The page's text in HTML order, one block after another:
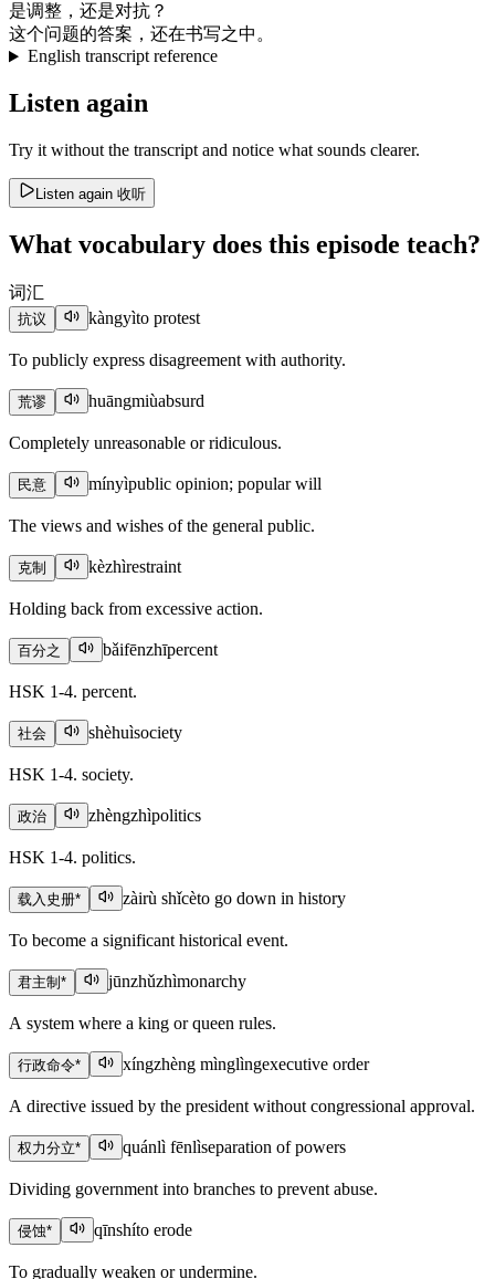
是调整 ， 还是对抗 ？
这个问题的答案 ， 还在书写之中。
English transcript reference
Listen again
Try it without the transcript and notice what sounds clearer.
Listen again 收听
What vocabulary does this episode teach?
词汇
抗议 kàngyìto protest
To publicly express disagreement with authority.
荒谬 huāngmiùabsurd
Completely unreasonable or ridiculous.
民意 mínyìpublic opinion; popular will
The views and wishes of the general public.
克制 kèzhìrestraint
Holding back from excessive action.
百分之 bǎifēnzhīpercent
HSK 1-4. percent.
社会 shèhuìsociety
HSK 1-4. society.
政治 zhèngzhìpolitics
HSK 1-4. politics.
载入史册* zàirù shǐcèto go down in history
To become a significant historical event.
君主制 * jūnzhǔzhìmonarchy
A system where a king or queen rules.
行政命令* xíngzhèng mìnglìngexecutive order
A directive issued by the president without congressional approval.
权力分立* quánlì fēnlìseparation of powers
Dividing government into branches to prevent abuse.
侵蚀* qīnshíto erode
To gradually weaken or undermine.